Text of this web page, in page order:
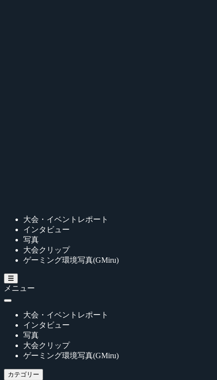
大会・イベントレポート
インタビュー
写真
大会クリップ
ゲーミング環境写真(GMiru)
メニュー
大会・イベントレポート
インタビュー
写真
大会クリップ
ゲーミング環境写真(GMiru)
カテゴリー